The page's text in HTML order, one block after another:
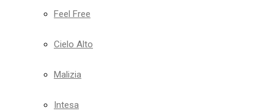
Feel Free
Cielo Alto
Malizia
Intesa